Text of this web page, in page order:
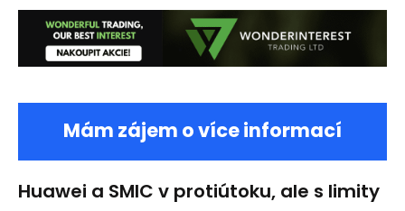
Mám zájem o více informací
Huawei a SMIC v protiútoku, ale s limity